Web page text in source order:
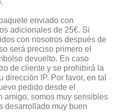
enviado con
adicionales de 25€. Si
con nosotros después de
será preciso primero el
devuelto. En caso
de cliente y se prohibirá la
IP. Por favor, en tal
pedido desde el
amigo, somos muy sensibles
desarrollado muy buen